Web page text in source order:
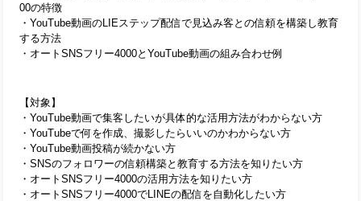
00の特徴
・YouTube動画のLIEステップ配信で見込み客との信頼を構築し教育
する方法
・オートSNSフリー4000とYouTube動画の組み合わせ例
【対象】
・YouTube動画で集客したいが具体的な活用方法がわからない方
・YouTubeで何を作成、撮影したらいいのかわからない方
・YouTube動画投稿が続かない方
・SNSのフォロワーの信頼構築と教育する方法を知りたい方
・オートSNSフリー4000の活用方法を知りたい方
・オートSNSフリー4000でLINEの配信を自動化したい方